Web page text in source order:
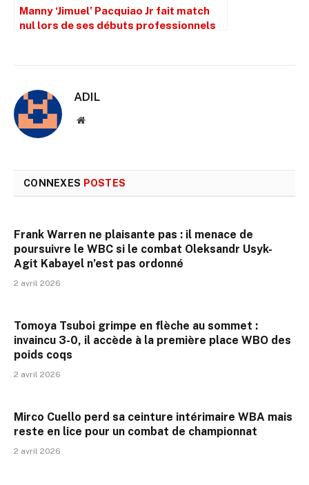
Manny ‘Jimuel’ Pacquiao Jr fait match
nul lors de ses débuts professionnels
ADIL
Site
CONNEXES POSTES
Frank Warren ne plaisante pas : il menace de
poursuivre le WBC si le combat Oleksandr Usyk-
Agit Kabayel n’est pas ordonné
2 avril 2026
Tomoya Tsuboi grimpe en flèche au sommet :
invaincu 3-0, il accède à la première place WBO des
poids coqs
2 avril 2026
Mirco Cuello perd sa ceinture intérimaire WBA mais
reste en lice pour un combat de championnat
2 avril 2026